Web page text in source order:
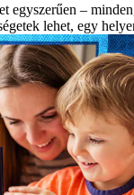
egyszerűen –
lehet, egy